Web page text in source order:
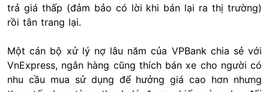
trả giá thấp (đảm bảo có lời khi bán lại ra thị trường)
rồi tân trang lại.
Một cán bộ xử lý nợ lâu năm của VPBank chia sẻ với
VnExpress, ngân hàng cũng thích bán xe cho người có
nhu cầu mua sử dụng để hưởng giá cao hơn nhưng